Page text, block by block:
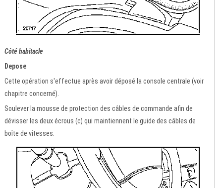
Côté habitacle
Depose
Cette opération s'effectue après avoir déposé la console centrale (voir
chapitre concerné).
Soulever la mousse de protection des câbles de commande afin de
dévisser les deux écrous (c) qui maintiennent le guide des câbles de
boîte de vitesses.